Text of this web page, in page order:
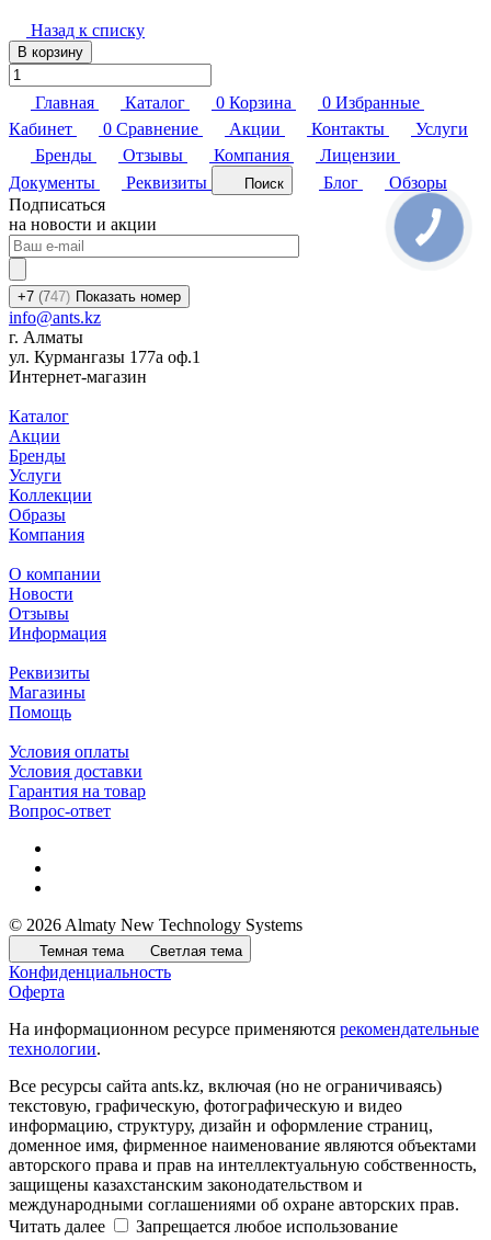
Назад к списку
В корзину
Главная Каталог 0 Корзина 0 Избранные
Кабинет
0 Сравнение Акции Контакты
Услуги
Бренды
Отзывы Компания
Лицензии
Документы
Реквизиты Поиск Блог
Обзоры
Подписаться
на новости и акции
+7 (747) Показать номер
info@ants.kz
г. Алматы
ул. Курмангазы 177а оф.1
Интернет-магазин
Каталог
Акции
Бренды
Услуги
Коллекции
Образы
Компания
О компании
Новости
Отзывы
Информация
Реквизиты
Магазины
Помощь
Условия оплаты
Условия доставки
Гарантия на товар
Вопрос-ответ
© 2026 Almaty New Technology Systems
Темная тема Светлая тема
Конфиденциальность
Оферта
На информационном ресурсе применяются рекомендательные
технологии.
Все ресурсы сайта ants.kz, включая (но не ограничиваясь)
текстовую, графическую, фотографическую и видео
информацию, структуру, дизайн и оформление страниц,
доменное имя, фирменное наименование являются объектами
авторского права и прав на интеллектуальную собственность,
защищены казахстанским законодательством и
международными соглашениями об охране авторских прав.
Читать далее
Запрещается любое использование